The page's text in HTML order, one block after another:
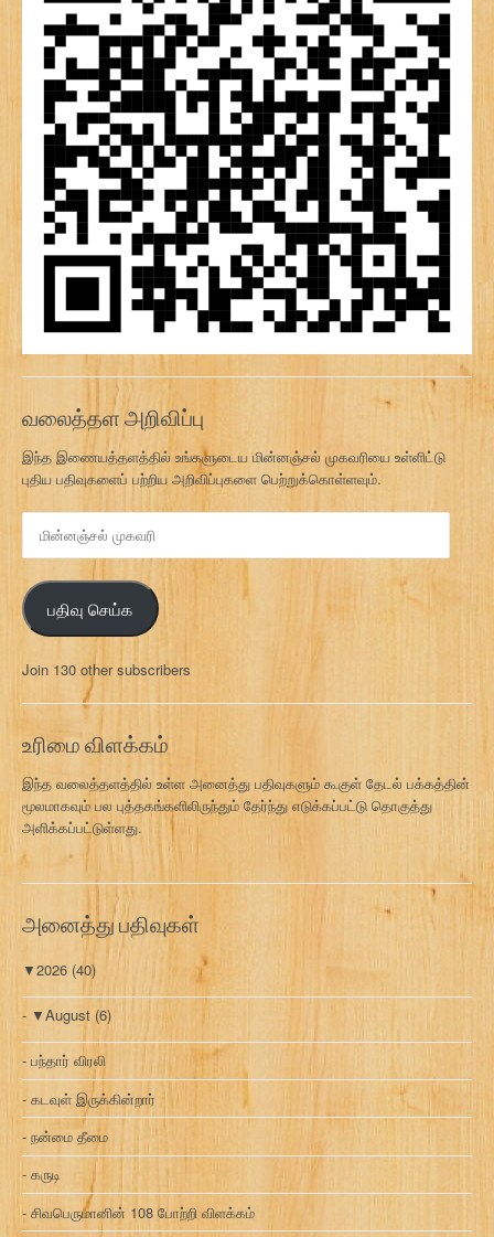
வலைத்தள அறிவிப்பு
இந்த இணையத்தளத்தில் உங்களுடைய மின்னஞ்சல் முகவரியை உள்ளிட்டு
புதிய பதிவுகளைப் பற்றிய அறிவிப்புகளை பெற்றுக்கொள்ளவும்.
ன
ஞ்
ச
ல்
க
வ
பதிவு செய்க
Join 130 other subscribers
உரிமை விளக்கம்
இந்த வலைத்தளத்தில் உள்ள அனைத்து பதிவுகளும் கூகுள் தேடல் பக்கத்தின்
மூலமாகவும் பல புத்தகங்களிலிருந்தும் தேர்ந்து எடுக்கப்பட்டு தொகுத்து
அளிக்கப்பட்டுள்ளது.
அனைத்து பதிவுகள்
▼2026 (40)
▼August (6)
பந்தார் விரலி
கடவுள் இருக்கின்றார்
நன்மை தீமை
கருடி
சிவபெருமானின் 108 போற்றி விளக்கம்